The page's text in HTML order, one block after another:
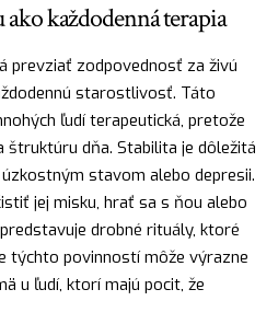
každodenná terapia
prevziať zodpovednosť za živú
starostlivosť. Táto
ľudí terapeutická, pretože
štruktúru dňa. Stabilita je dôležitá
stavom alebo depresii.
jej misku, hrať sa s ňou alebo
drobné rituály, ktoré
týchto povinností môže výrazne
u ľudí, ktorí majú pocit, že